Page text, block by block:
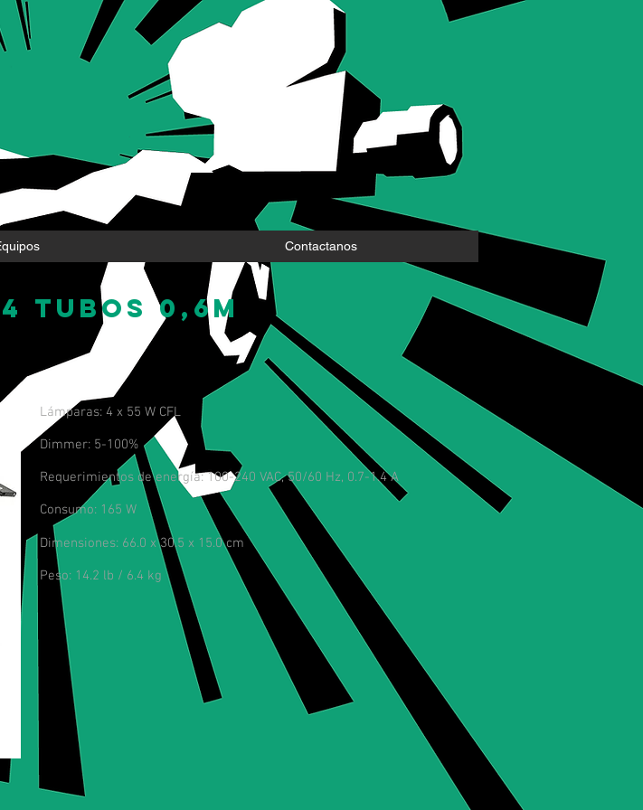
Contactanos
tubos 0,6m
Lámparas: 4 x 55 W CFL
Dimmer: 5-100%
Requerimientos de energía: 100-240 VAC, 50/60 Hz, 0.7-1.4 A
Consumo: 165 W
Dimensiones: 66.0 x 30.5 x 15.0 cm
Peso: 14.2 lb / 6.4 kg